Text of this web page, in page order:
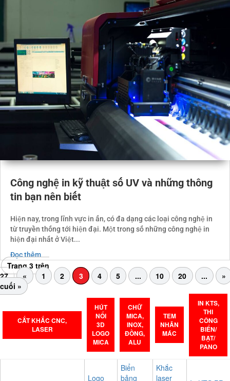
Công nghệ in kỹ thuật số UV và những thông
tin bạn nên biết
Hiện nay, trong lĩnh vực in ấn, có đa dạng các loại công nghệ in
từ truyền thống tới hiện đại. Một trong số những công nghệ in
hiện đại nhất ở Việt...
Đọc thêm
Trang 3 trên
27
« 1 2 3 4 5 ... 10 20 ...
»
cuối »
CẮT KHẮC CNC,
LASER
HÚT
NỔI
3D
LOGO
MICA
CHỮ
MICA,
INOX,
ĐỒNG,
ALU
TEM
NHÃN
MÁC
IN KTS,
THI
CÔNG
BIỂN/
BẠT/
PANO
Logo
Biển
bảng
Khắc
laser